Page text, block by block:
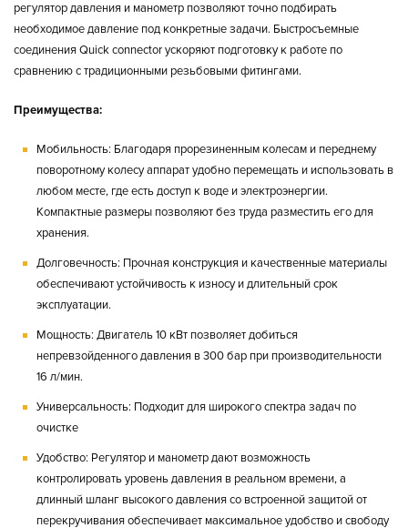
регулятор давления и манометр позволяют точно подбирать
необходимое давление под конкретные задачи. Быстросъемные
соединения Quick connector ускоряют подготовку к работе по
сравнению с традиционными резьбовыми фитингами.
Преимущества:
Мобильность: Благодаря прорезиненным колесам и переднему
поворотному колесу аппарат удобно перемещать и использовать в
любом месте, где есть доступ к воде и электроэнергии.
Компактные размеры позволяют без труда разместить его для
хранения.
Долговечность: Прочная конструкция и качественные материалы
обеспечивают устойчивость к износу и длительный срок
эксплуатации.
Мощность: Двигатель 10 кВт позволяет добиться
непревзойденного давления в 300 бар при производительности
16 л/мин.
Универсальность: Подходит для широкого спектра задач по
очистке
Удобство: Регулятор и манометр дают возможность
контролировать уровень давления в реальном времени, а
длинный шланг высокого давления со встроенной защитой от
перекручивания обеспечивает максимальное удобство и свободу